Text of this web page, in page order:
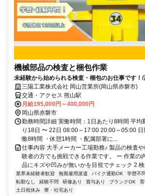
機械部品の検査と梱包作業
未経験から始められる検査・梱包のお仕事です！/
三陽工業株式会社 岡山営業所(岡山県赤磐市)
交通・アクセス 熊山駅
月給195,000円～400,000円
岡山県赤磐市
勤務時間詳細 実働時間：1日あたり8時間 平均
り18日 〜 22日 08:00～17:00 20:00～05:00
働8時間 ・休憩1時間 ・配属部署に...
仕事内容 大手メーカー工場勤務♪ 製品の検査
験者の方でも挑戦できる作業です。 ー 作業の
品にキズや凹みが無いかを目視でチェック 2.
業界未経験者歓迎 無期雇用派遣 バイク通勤OK 学歴不
転勤なし
経験不問 研修あり 賞与あり ブランクOK 育
土日祝休み
寮・社宅あり